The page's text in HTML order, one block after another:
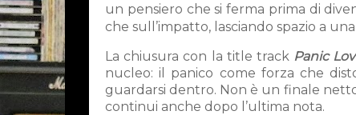
un pensiero che si ferma prima di
che sull’impatto, lasciando spazio a
La chiusura con la title track Panic
nucleo: il panico come forza che
guardarsi dentro. Non è un finale
continui anche dopo l’ultima nota.